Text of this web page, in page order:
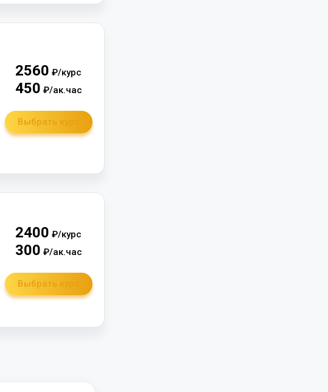
2560 ₽/курс
450 ₽/ак.час
Выбрать курс
2400 ₽/курс
300 ₽/ак.час
Выбрать курс